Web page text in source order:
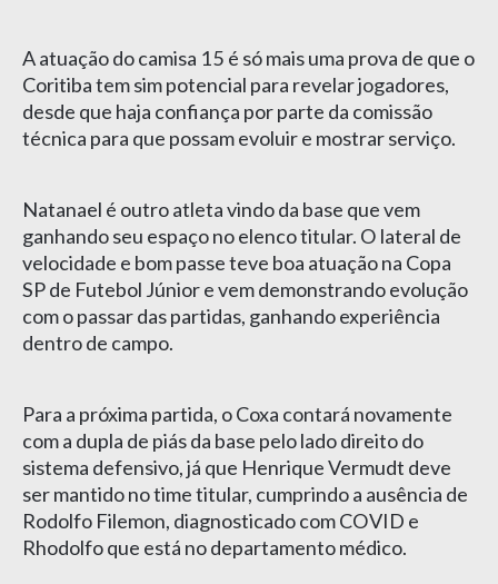
A atuação do camisa 15 é só mais uma prova de que o
Coritiba tem sim potencial para revelar jogadores,
desde que haja confiança por parte da comissão
técnica para que possam evoluir e mostrar serviço.
Natanael é outro atleta vindo da base que vem
ganhando seu espaço no elenco titular. O lateral de
velocidade e bom passe teve boa atuação na Copa
SP de Futebol Júnior e vem demonstrando evolução
com o passar das partidas, ganhando experiência
dentro de campo.
Para a próxima partida, o Coxa contará novamente
com a dupla de piás da base pelo lado direito do
sistema defensivo, já que Henrique Vermudt deve
ser mantido no time titular, cumprindo a ausência de
Rodolfo Filemon, diagnosticado com COVID e
Rhodolfo que está no departamento médico.